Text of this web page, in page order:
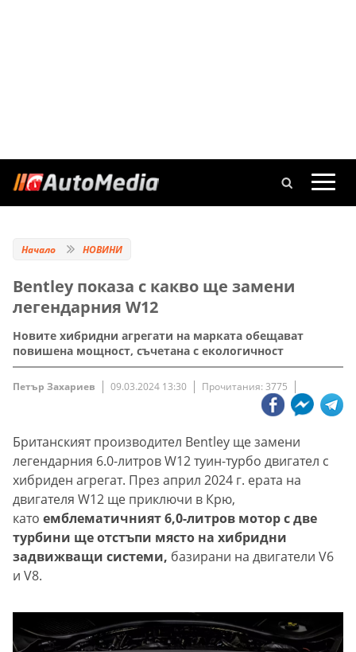
Начало НОВИНИ
Bentley показа с какво ще замени
легендарния W12
Новите хибридни агрегати на марката обещават
повишена мощност, съчетана с екологичност
Петър Захариев 09.03.2024 13:30 Прочитания: 3775
Британският производител Bentley ще замени
легендарния 6.0-литров W12 туин-турбо двигател с
хибриден агрегат. През април 2024 г. ерата на
двигателя W12 ще приключи в Крю,
като емблематичният 6,0-литров мотор с две
турбини ще отстъпи място на хибридни
задвижващи системи, базирани на двигатели V6
и V8.